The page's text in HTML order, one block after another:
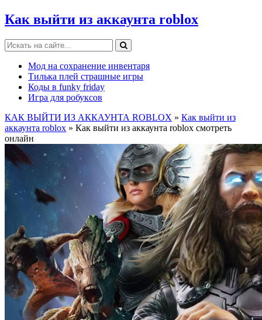
Как выйти из аккаунта roblox
Мод на сохранение инвентаря
Тилька плей страшные игры
Коды в funky friday
Игра для робуксов
КАК ВЫЙТИ ИЗ АККАУНТА ROBLOX » Как выйти из
аккаунта roblox » Как выйти из аккаунта roblox смотреть
онлайн